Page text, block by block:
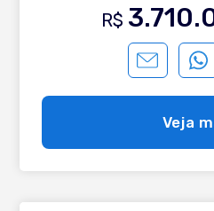
grande como prédio comercial. Para mais informações,
entre em contato com um de
R$
Veja